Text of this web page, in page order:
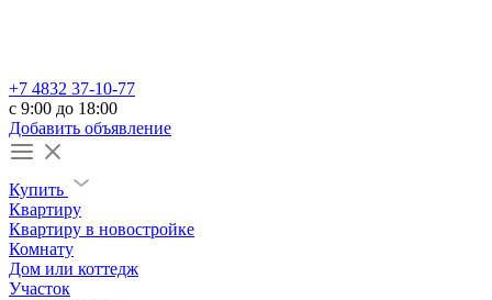
+7 4832 37-10-77
c 9:00 до 18:00
Добавить объявление
Купить
Квартиру
Квартиру в новостройке
Комнату
Дом или коттедж
Участок